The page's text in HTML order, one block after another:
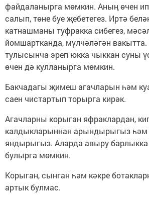
файдаланырга мөмкин. Аның өчен
салып, төне буе җебетегез. Иртә
катнашманы туфракка сибегез,
йомшартканда, мүлчәләгән
тулысынча эреп юкка чыккан суны
өчен дә кулланырга мөмкин.
Бакчадагы җимеш агачларын һәм
саен чистартып торырга кирәк.
Агачларны корыган яфраклардан,
калдыкларыннан арындырыгыз
яндырыгыз. Аларда авыру барлыкка
булырга мөмкин.
Корыган, сынган һәм кәкре
артык булмас.